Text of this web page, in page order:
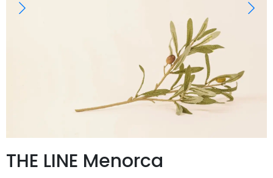
THE LINE Menorca